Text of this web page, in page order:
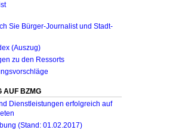
Sie Bürger-Journalist und Stadt-
(Auszug)
zu den Ressorts
AUF BZMG
Dienstleistungen erfolgreich auf
(Stand: 01.02.2017)